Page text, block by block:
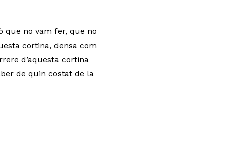
que no vam fer, que no
cortina, densa com
d’aquesta cortina
de quin costat de la